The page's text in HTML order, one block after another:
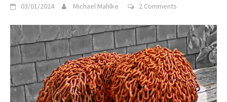
03/01/2024 Michael Mahlke 2 Comments